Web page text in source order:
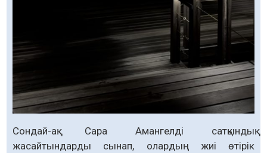
Сондай-ақ Сара Амангелді сатқындық
жасайтындарды сынап, олардың жиі өтірік